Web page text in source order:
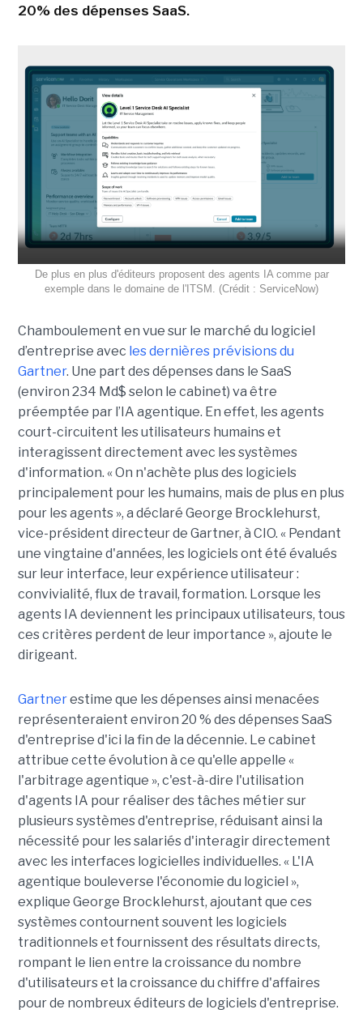
20% des dépenses SaaS.
De plus en plus d'éditeurs proposent des agents IA comme par
exemple dans le domaine de l'ITSM. (Crédit : ServiceNow)
Chamboulement en vue sur le marché du logiciel
d’entreprise avec les dernières prévisions du
Gartner. Une part des dépenses dans le SaaS
(environ 234 Md$ selon le cabinet) va être
préemptée par l’IA agentique. En effet, les agents
court-circuitent les utilisateurs humains et
interagissent directement avec les systèmes
d'information. « On n'achète plus des logiciels
principalement pour les humains, mais de plus en plus
pour les agents », a déclaré George Brocklehurst,
vice-président directeur de Gartner, à CIO. « Pendant
une vingtaine d'années, les logiciels ont été évalués
sur leur interface, leur expérience utilisateur :
convivialité, flux de travail, formation. Lorsque les
agents IA deviennent les principaux utilisateurs, tous
ces critères perdent de leur importance », ajoute le
dirigeant.
Gartnerestime que les dépenses ainsi menacées
représenteraient environ 20 % des dépenses SaaS
d'entreprise d'ici la fin de la décennie. Le cabinet
attribue cette évolution à ce qu'elle appelle «
l'arbitrage agentique », c'est-à-dire l'utilisation
d'agents IA pour réaliser des tâches métier sur
plusieurs systèmes d'entreprise, réduisant ainsi la
nécessité pour les salariés d'interagir directement
avec les interfaces logicielles individuelles. « L'IA
agentique bouleverse l'économie du logiciel »,
explique George Brocklehurst, ajoutant que ces
systèmes contournent souvent les logiciels
traditionnels et fournissent des résultats directs,
rompant le lien entre la croissance du nombre
d'utilisateurs et la croissance du chiffre d'affaires
pour de nombreux éditeurs de logiciels d'entreprise.